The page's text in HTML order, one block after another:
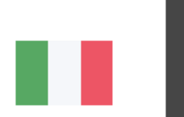
cucitura laterale sinistra
/ 22% elastan